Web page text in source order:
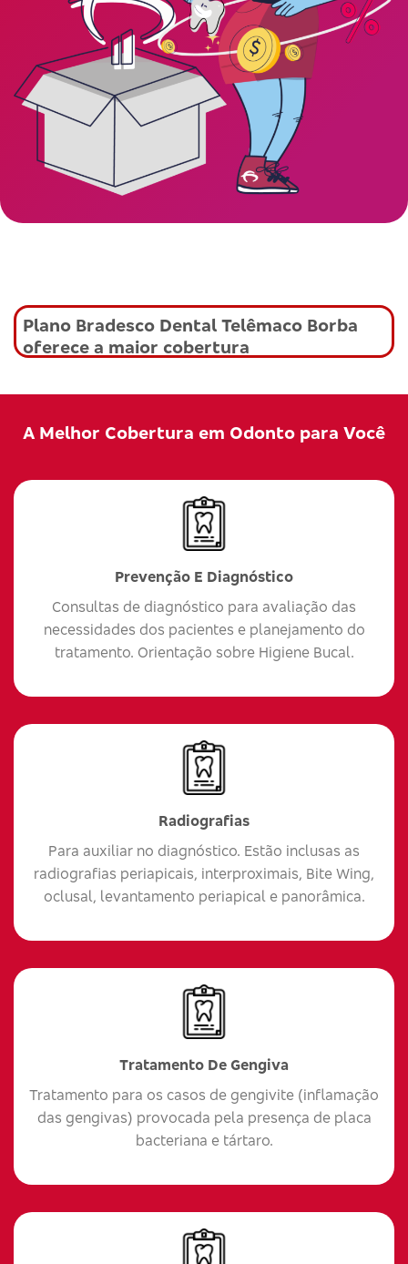
Plano Bradesco Dental Telêmaco Borba
oferece a maior cobertura
A Melhor Cobertura em Odonto para Você
Prevenção E Diagnóstico
Consultas de diagnóstico para avaliação das
necessidades dos pacientes e planejamento do
tratamento. Orientação sobre Higiene Bucal.
Radiografias
Para auxiliar no diagnóstico. Estão inclusas as
radiografias periapicais, interproximais, Bite Wing,
oclusal, levantamento periapical e panorâmica.
Tratamento De Gengiva
Tratamento para os casos de gengivite (inflamação
das gengivas) provocada pela presença de placa
bacteriana e tártaro.